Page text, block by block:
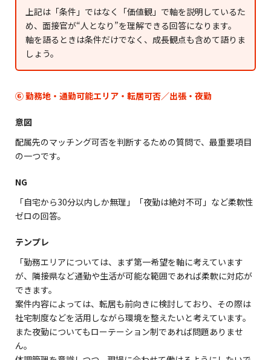
上記は「条件」ではなく「価値観」で軸を説明しているた
め、面接官が“人となり”を理解できる回答になります。
軸を語るときは条件だけでなく、成長観点も含めて語りま
しょう。
⑥ 勤務地・通勤可能エリア・転居可否／出張・夜勤
意図
配属先のマッチング可否を判断するための質問で、最重要項目
の一つです。
NG
「自宅から30分以内しか無理」「夜勤は絶対不可」など柔軟性
ゼロの回答。
テンプレ
「勤務エリアについては、まず第一希望を軸に考えています
が、隣接県など通勤や生活が可能な範囲であれば柔軟に対応が
できます。
案件内容によっては、転居も前向きに検討しており、その際は
社宅制度などを活用しながら環境を整えたいと考えています。
また夜勤についてもローテーション制であれば問題ありませ
ん。